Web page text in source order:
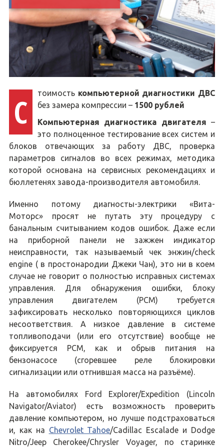
С тоимость компьютерной диагностики ДВС
без замера компрессии – 1500 рублей
Компьютерная диагностика двигателя –
это полноценное тестирование всех систем и
блоков отвечающих за работу ДВС, проверка
параметров сигналов во всех режимах, методика
которой основана на сервисных рекомендациях и
бюллетенях завода-производителя автомобиля.
Именно потому диагносты-электрики «Вита-
Моторс» просят не путать эту процедуру с
банальным считыванием кодов ошибок. Даже если
на приборной панели не зажжен индикатор
неисправности, так называемый чек энжин/check
engine ( в простонародии Джеки Чан), это ни в коем
случае не говорит о полностью исправных системах
управления. Для обнаружения ошибки, блоку
управления двигателем (PCM) требуется
зафиксировать несколько повторяющихся циклов
несоответствия. А низкое давление в системе
топливоподачи (или его отсутствие) вообще не
фиксируется PCM, как и обрыв питания на
бензонасосе (сгоревшее реле блокировки
сигнализации или отгнившая масса на разъёме).
На автомобилях Ford Explorer/Expedition (Lincoln
Navigator/Aviator) есть возможность проверить
давление компьютером, но лучше подстраховаться
и, как на Chevrolet Tahoe/Cadillac Escalade и Dodge
Nitro/Jeep Cherokee/Chrysler Voyager, по старинке